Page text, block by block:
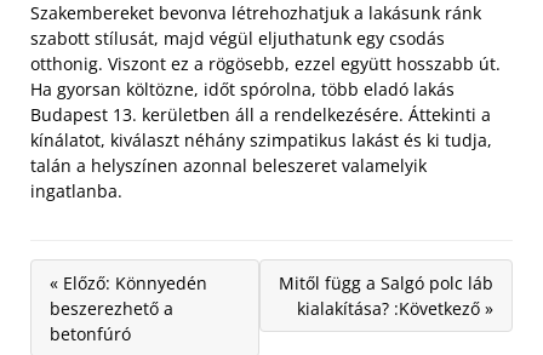
Szakembereket bevonva létrehozhatjuk a lakásunk ránk
szabott stílusát, majd végül eljuthatunk egy csodás
otthonig. Viszont ez a rögösebb, ezzel együtt hosszabb út.
Ha gyorsan költözne, időt spórolna, több eladó lakás
Budapest 13. kerületben áll a rendelkezésére. Áttekinti a
kínálatot, kiválaszt néhány szimpatikus lakást és ki tudja,
talán a helyszínen azonnal beleszeret valamelyik
ingatlanba.
« Előző: Könnyedén
beszerezhető a
betonfúró
Mitől függ a Salgó polc láb
kialakítása? :Következő »